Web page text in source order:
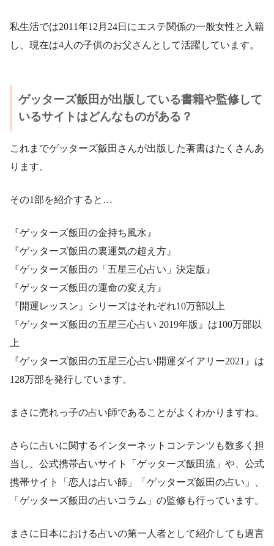
私生活では2011年12月24日にエステ関係の一般女性と入籍
し、現在は4人の子供のお父さんとして活躍しています。
ゲッターズ飯田が出版している書籍や監修して
いるサイトはどんなものがある？
これまでゲッターズ飯田さんが出版した著書はたくさんあ
ります。
その1部を紹介すると…
『ゲッターズ飯田の金持ち風水』
『ゲッターズ飯田の裏運気の超え方』
『ゲッターズ飯田の「五星三心占い」決定版』
『ゲッターズ飯田の運命の変え方』
『開運レッスン』シリーズはそれぞれ10万部以上
『ゲッターズ飯田の五星三心占い 2019年版』は100万部以
上
『ゲッターズ飯田の五星三心占い開運ダイアリー2021』は
128万部を発行しています。
まさに売れっ子の占い師であることがよくわかりますね。
さらに占いに関するインターネットコンテンツも数多く担
当し、公式携帯占いサイト「ゲッターズ飯田流」や、公式
携帯サイト「恋人は占い師」「ゲッターズ飯田の占い」、
「ゲッターズ飯田の占いコラム」の監修も行っています。
まさに日本における占いの第一人者として紹介しても過言